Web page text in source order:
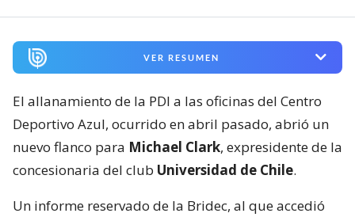
VER RESUMEN
El allanamiento de la PDI a las oficinas del Centro
Deportivo Azul, ocurrido en abril pasado, abrió un
nuevo flanco para Michael Clark, expresidente de la
concesionaria del club Universidad de Chile.
Un informe reservado de la Bridec, al que accedió